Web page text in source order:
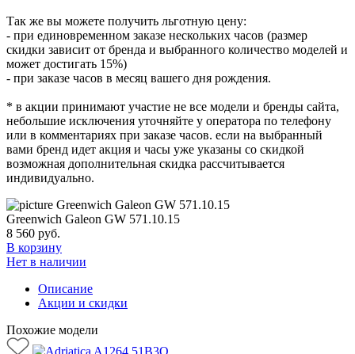
Так же вы можете получить льготную цену:
- при единовременном заказе нескольких часов (размер
скидки зависит от бренда и выбранного количество моделей и
может достигать 15%)
- при заказе часов в месяц вашего дня рождения.
* в акции принимают участие не все модели и бренды сайта,
небольшие исключения уточняйте у оператора по телефону
или в комментариях при заказе часов. если на выбранный
вами бренд идет акция и часы уже указаны со скидкой
возможная дополнительная скидка рассчитывается
индивидуально.
Greenwich Galeon GW 571.10.15
8 560 руб.
В корзину
Нет в наличии
Описание
Акции и скидки
Похожие модели